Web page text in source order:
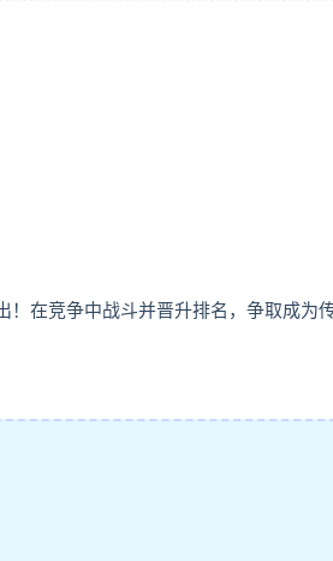
！在竞争中战斗并晋升排名，争取成为